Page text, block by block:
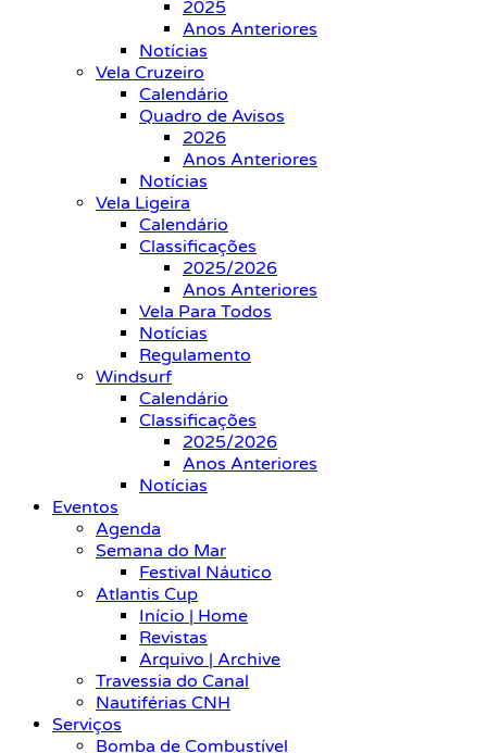
2025
Anos Anteriores
Notícias
Vela Cruzeiro
Calendário
Quadro de Avisos
2026
Anos Anteriores
Notícias
Vela Ligeira
Calendário
Classificações
2025/2026
Anos Anteriores
Vela Para Todos
Notícias
Regulamento
Windsurf
Calendário
Classificações
2025/2026
Anos Anteriores
Notícias
Eventos
Agenda
Semana do Mar
Festival Náutico
Atlantis Cup
Início | Home
Revistas
Arquivo | Archive
Travessia do Canal
Nautiférias CNH
Serviços
Bomba de Combustível